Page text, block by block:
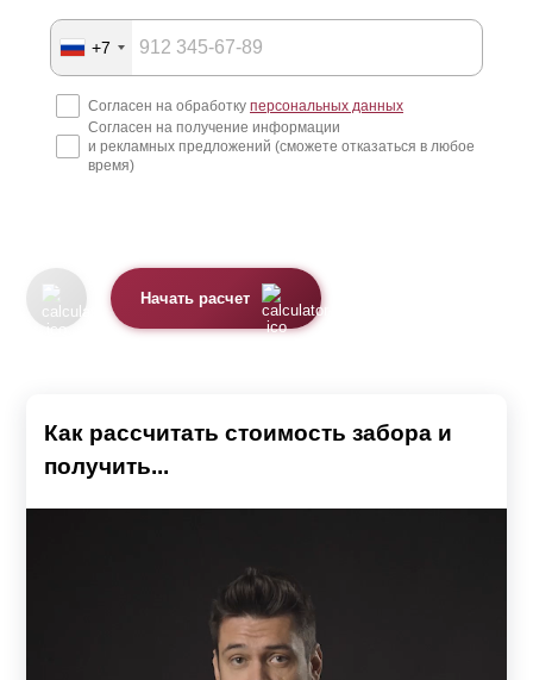
+7
Согласен на обработку персональных данных
Согласен на получение информации
и рекламных предложений (сможете отказаться в любое
время)
Начать расчет
Как рассчитать стоимость забора и
получить...